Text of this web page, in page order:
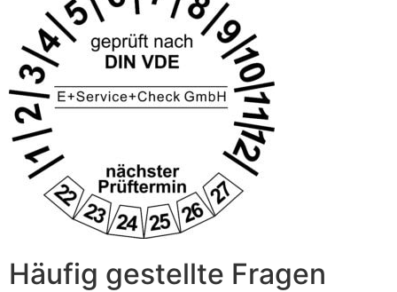
Häufig gestellte Fragen